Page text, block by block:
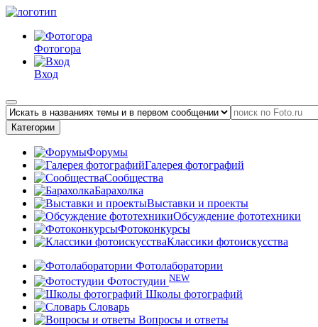
Фотогора
Вход
Категории
Форумы
Галерея фотографий
Сообщества
Барахолка
Выставки и проекты
Обсуждение фототехники
Фотоконкурсы
Классики фотоискусства
Фотолаборатории
Фотостудии NEW
Школы фотографий
Словарь
Вопросы и ответы